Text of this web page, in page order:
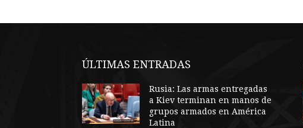
ÚLTIMAS ENTRADAS
Rusia: Las armas entregadas
a Kiev terminan en manos de
grupos armados en América
Latina